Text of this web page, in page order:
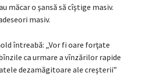
o şansă să cîştige masiv.
masiv.
întreabă: „Vor fi oare forţate
ca urmare a vînzărilor rapide
dezamăgitoare ale creşterii”